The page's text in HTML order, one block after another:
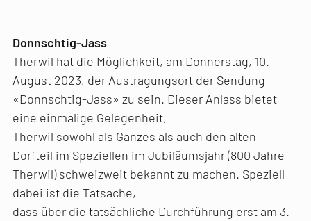
Donnschtig-Jass
Therwil hat die Möglichkeit, am Donnerstag, 10.
August 2023, der Austragungsort der Sendung
«Donnschtig-Jass» zu sein. Dieser Anlass bietet
eine einmalige Gelegenheit,
Therwil sowohl als Ganzes als auch den alten
Dorfteil im Speziellen im Jubiläumsjahr (800 Jahre
Therwil) schweizweit bekannt zu machen. Speziell
dabei ist die Tatsache,
dass über die tatsächliche Durchführung erst am 3.